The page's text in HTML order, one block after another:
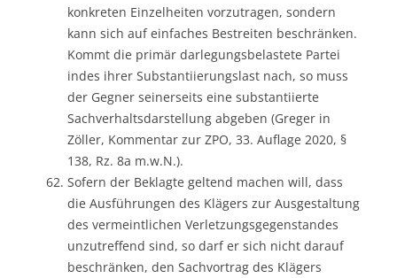
konkreten Einzelheiten vorzutragen, sondern
kann sich auf einfaches Bestreiten beschränken.
Kommt die primär darlegungsbelastete Partei
indes ihrer Substantiierungslast nach, so muss
der Gegner seinerseits eine substantiierte
Sachverhaltsdarstellung abgeben (Greger in
Zöller, Kommentar zur ZPO, 33. Auflage 2020, §
138, Rz. 8a m.w.N.).
Sofern der Beklagte geltend machen will, dass
die Ausführungen des Klägers zur Ausgestaltung
des vermeintlichen Verletzungsgegenstandes
unzutreffend sind, so darf er sich nicht darauf
beschränken, den Sachvortrag des Klägers